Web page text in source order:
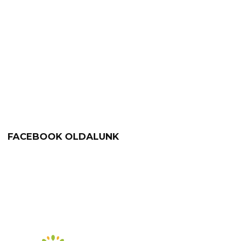
FACEBOOK OLDALUNK